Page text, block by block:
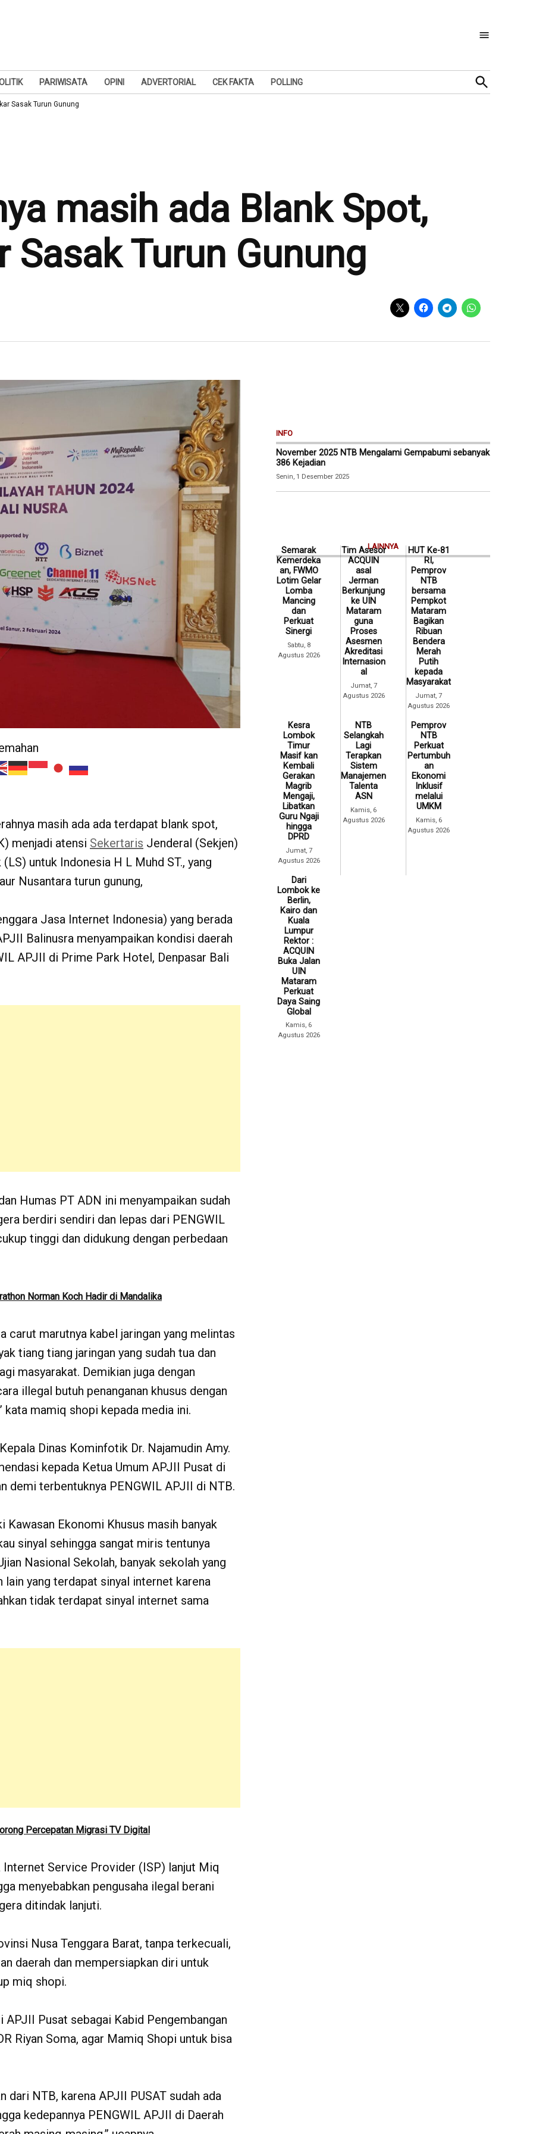
PARIWISATA OPINI ADVERTORIAL CEK FAKTA POLLING
Open
Search
Sasak Turun Gunung
masih ada Blank Spot,
Sasak Turun Gunung
masih ada ada terdapat blank spot,
menjadi atensi Sekertaris Jenderal (Sekjen)
untuk Indonesia H L Muhd ST., yang
Nusantara turun gunung,
Jasa Internet Indonesia) yang berada
Balinusra menyampaikan kondisi daerah
APJII di Prime Park Hotel, Denpasar Bali
Humas PT ADN ini menyampaikan sudah
berdiri sendiri dan lepas dari PENGWIL
tinggi dan didukung dengan perbedaan
Norman Koch Hadir di Mandalika
carut marutnya kabel jaringan yang melintas
tiang tiang jaringan yang sudah tua dan
masyarakat. Demikian juga dengan
illegal butuh penanganan khusus dengan
kata mamiq shopi kepada media ini.
Dinas Kominfotik Dr. Najamudin Amy.
kepada Ketua Umum APJII Pusat di
demi terbentuknya PENGWIL APJII di NTB.
Kawasan Ekonomi Khusus masih banyak
sinyal sehingga sangat miris tentunya
Nasional Sekolah, banyak sekolah yang
yang terdapat sinyal internet karena
tidak terdapat sinyal internet sama
Percepatan Migrasi TV Digital
Internet Service Provider (ISP) lanjut Miq
menyebabkan pengusaha ilegal berani
ditindak lanjuti.
Nusa Tenggara Barat, tanpa terkecuali,
daerah dan mempersiapkan diri untuk
miq shopi.
Pusat sebagai Kabid Pengembangan
Riyan Soma, agar Mamiq Shopi untuk bisa
dari NTB, karena APJII PUSAT sudah ada
kedepannya PENGWIL APJII di Daerah
INFO
November 2025 NTB Mengalami Gempabumi sebanyak
386 Kejadian
Senin, 1 Desember 2025
LAINNYA
Semarak
Kemerdeka
an, FWMO
Lotim Gelar
Lomba
Mancing
dan
Perkuat
Sinergi
Sabtu, 8
Agustus 2026
Tim Asesor
ACQUIN
asal
Jerman
Berkunjung
ke UIN
Mataram
guna
Proses
Asesmen
Akreditasi
Internasion
al
Jumat, 7
Agustus 2026
HUT Ke-81
RI,
Pemprov
NTB
bersama
Pempkot
Mataram
Bagikan
Ribuan
Bendera
Merah
Putih
kepada
Masyarakat
Jumat, 7
Agustus 2026
Kesra
Lombok
Timur
Masif kan
Kembali
Gerakan
Magrib
Mengaji,
Libatkan
Guru Ngaji
hingga
DPRD
Jumat, 7
Agustus 2026
NTB
Selangkah
Lagi
Terapkan
Sistem
Manajemen
Talenta
ASN
Kamis, 6
Agustus 2026
Pemprov
NTB
Perkuat
Pertumbuh
an
Ekonomi
Inklusif
melalui
UMKM
Kamis, 6
Agustus 2026
Dari
Lombok ke
Berlin,
Kairo dan
Kuala
Lumpur
Rektor :
ACQUIN
Buka Jalan
UIN
Mataram
Perkuat
Daya Saing
Global
Kamis, 6
Agustus 2026